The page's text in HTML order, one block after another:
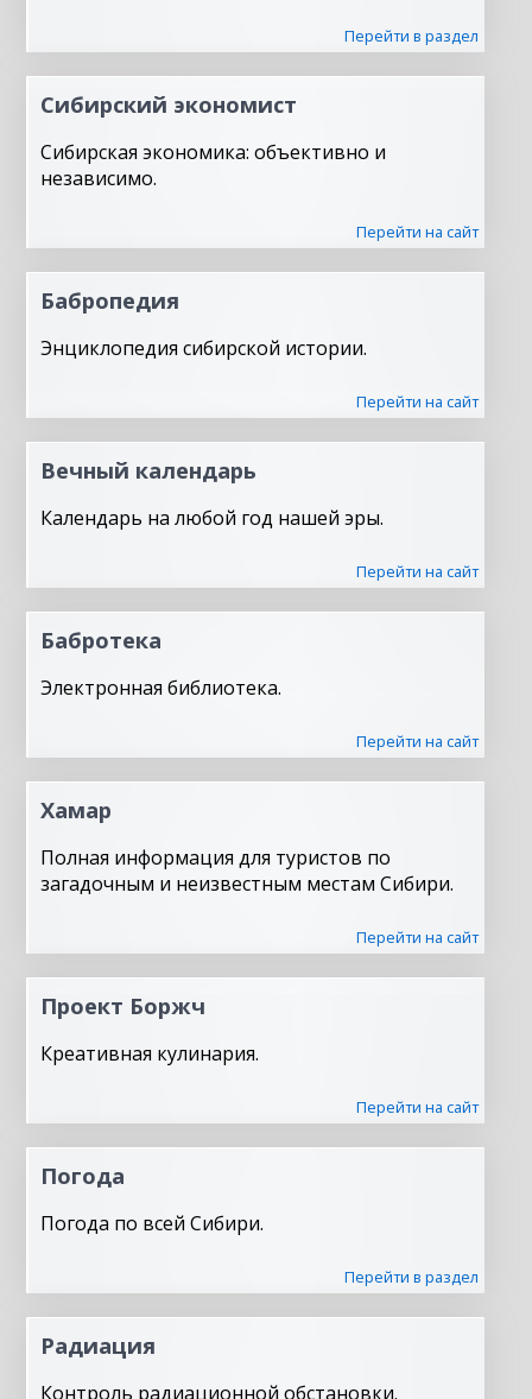
Перейти в раздел
Сибирский экономист
Сибирская экономика: объективно и
независимо.
Перейти на сайт
Бабропедия
Энциклопедия сибирской истории.
Перейти на сайт
Вечный календарь
Календарь на любой год нашей эры.
Перейти на сайт
Бабротека
Электронная библиотека.
Перейти на сайт
Хамар
Полная информация для туристов по
загадочным и неизвестным местам Сибири.
Перейти на сайт
Проект Боржч
Креативная кулинария.
Перейти на сайт
Погода
Погода по всей Сибири.
Перейти в раздел
Радиация
Контроль радиационной обстановки.